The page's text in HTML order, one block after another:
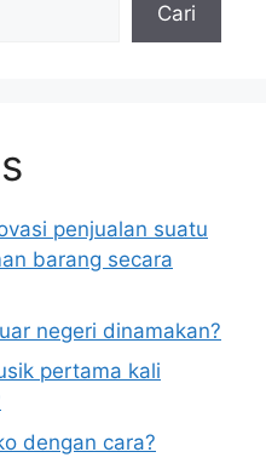
Cari
penjualan suatu
barang secara
negeri dinamakan?
pertama kali
dengan cara?